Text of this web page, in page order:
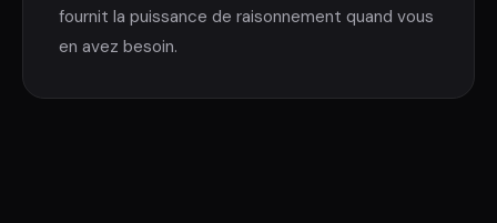
fournit la puissance de raisonnement quand vous
en avez besoin.